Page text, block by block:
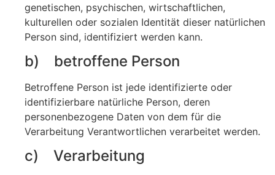
genetischen, psychischen, wirtschaftlichen,
kulturellen oder sozialen Identität dieser natürlichen
Person sind, identifiziert werden kann.
b) betroffene Person
Betroffene Person ist jede identifizierte oder
identifizierbare natürliche Person, deren
personenbezogene Daten von dem für die
Verarbeitung Verantwortlichen verarbeitet werden.
c) Verarbeitung